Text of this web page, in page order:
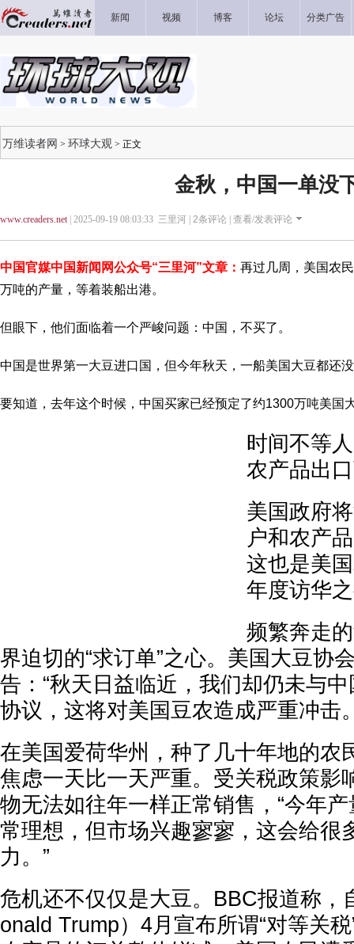
新闻 视频 博客 论坛 分类广告
万维读者网 > 环球大观 > 正文
金秋，中国一单没
www.creaders.net| 2025-09-19 08:03:33 三里河 | 2条评论 | 查看/发表评论
中国官媒中国新闻网公众号“三里河”文章： 再过几周，美国农
万吨的产量，等着装船出港。
但眼下，他们面临着一个严峻问题：中国，不买了。
中国是世界第一大豆进口国，但今年秋天，一船美国大豆都还
要知道，去年这个时候，中国买家已经预定了约1300万吨美国
时间不等
农产品出
美国政府
户和农产
这也是美
年度访华
频繁奔走
界迫切的“求订单”之心。美国大豆协
告：“秋天日益临近，我们却仍未与
协议，这将对美国豆农造成严重冲击
在美国爱荷华州，种了几十年地的农
焦虑一天比一天严重。受关税政策影
物无法如往年一样正常销售，“今年
常理想，但市场兴趣寥寥，这会给很
力。”
危机还不仅仅是大豆。BBC报道称，
onald Trump）4月宣布所谓“对等关